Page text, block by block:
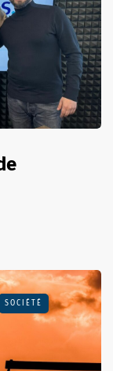
SOCIÉTÉ